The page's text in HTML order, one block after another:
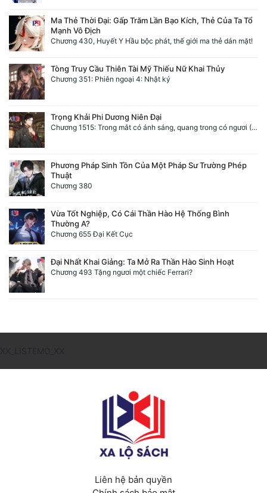
Đẹp Hiệp
Tính Cách Nhân Vật :
Cơ Trí
Sát Phạt Quyết Đoán
Vô Sỉ
Điềm Đạm
Ma Thẻ Thời Đại: Gấp Trăm Lần Bạo Kích, Thẻ Của Ta Tổ
Mạnh Vô Địch
Chương 430, Huyết Y Hầu bộc phát, thế giới ma thẻ dán mặt!
Tòng Truy Cầu Thiên Tài Mỹ Thiếu Nữ Khai Thủy
Chương 351: Phiên ngoại 4: Nhật ký
Trọng Khải Phi Dương Niên Đại
Chương 1515: Trong mắt có ánh sáng, quang trong có ngươi (Đại kết cục)
Phương Pháp Sinh Tồn Của Một Pháp Sư Trường Phép
Thuật
Chương 380
Vừa Tốt Nghiệp, Có Cái Thần Hào Hệ Thống Bình
Thường A?
Chương 655 Đại Kết Cục
Đại Nhất Khai Giảng: Ta Mở Ra Thần Hào Sinh Hoạt
Chương 493 Tặng ngươi một chiếc Ferrari?
Liên hệ bản quyền